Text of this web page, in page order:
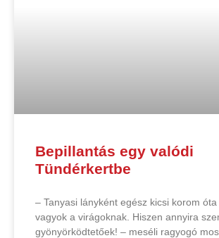
Bepillantás egy valódi
Tündérkertbe
– Tanyasi lányként egész kicsi korom
vagyok a virágoknak. Hiszen annyira
gyönyörködtetőek! – meséli ragyogó